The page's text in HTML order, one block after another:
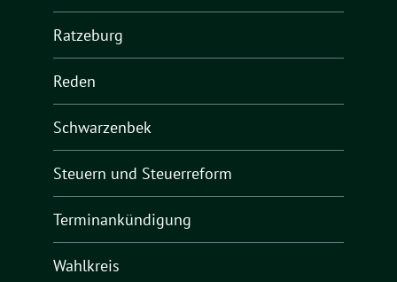
Ratzeburg
Reden
Schwarzenbek
Steuern und Steuerreform
Terminankündigung
Wahlkreis